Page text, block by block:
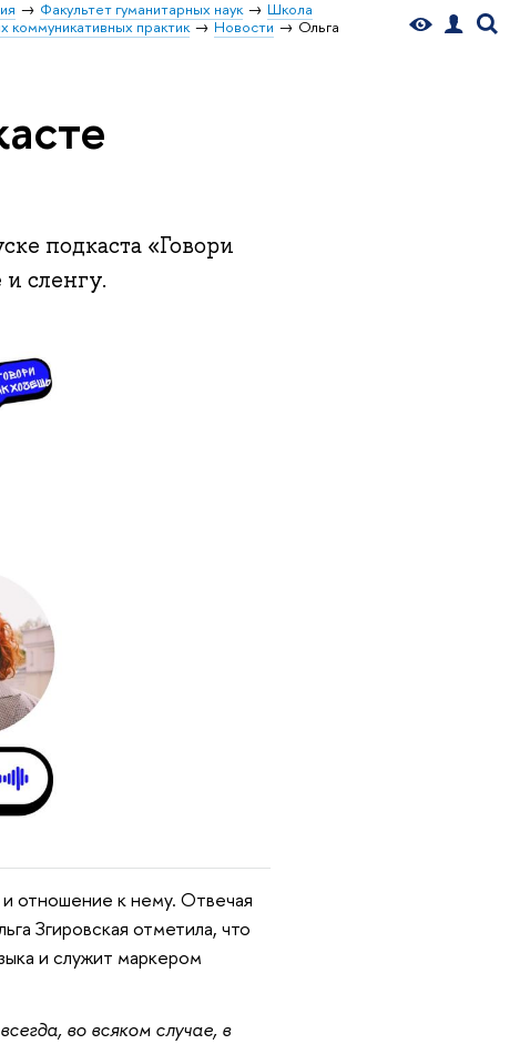
Факультет гуманитарных наук
Школа
коммуникативных практик Новости
Ольга
подкаста «Говори
сленгу.
отношение к нему. Отвечая
Згировская отметила, что
и служит маркером
во всяком случае, в